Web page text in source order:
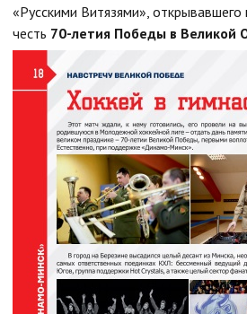
«Русскими Витязями»,
честь 70-летия Победы в Великой